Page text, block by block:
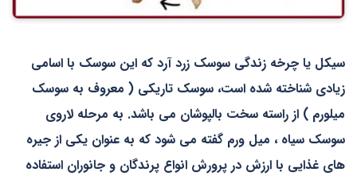
سیکل یا چرخه زندگی سوسک زرد آرد که این سوسک با اسامی
زیادی شناخته شده است، سوسک تاریکی ( معروف به سوسک
میلورم ) از راسته سخت بالپوشان می باشد. به مرحله لاروی
سوسک سیاه ، میل ورم گفته می شود که به عنوان یکی از جیره
های غذایی با ارزش در پرورش انواع پرندگان و جانوران استفاده